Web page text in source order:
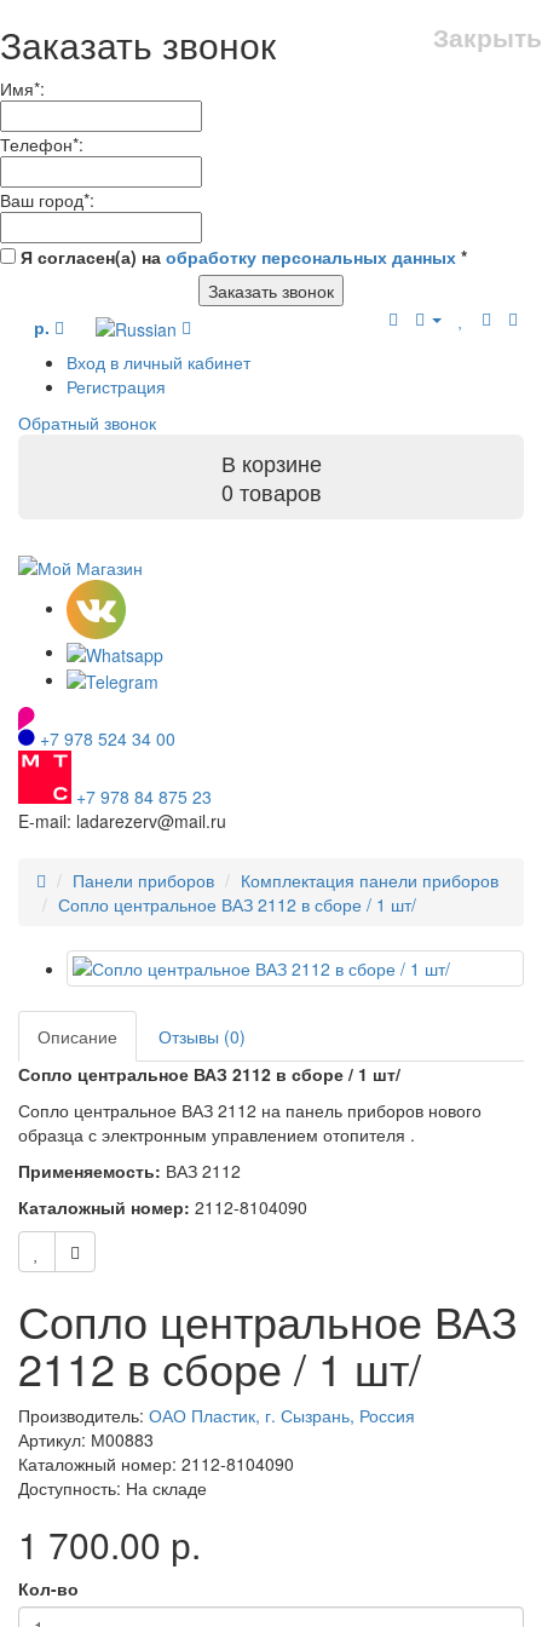
Закрыть
Заказать звонок
Имя*:
Телефон*:
Ваш город*:
Я согласен(а) на обработку персональных данных *
Заказать звонок
р.
Вход в личный кабинет
Регистрация
Обратный звонок
В корзине
0 товаров
+7 978 524 34 00
+7 978 84 875 23
E-mail: ladarezerv@mail.ru
Панели приборов
Комплектация панели приборов
Сопло центральное ВАЗ 2112 в сборе / 1 шт/
Описание
Отзывы (0)
Сопло центральное ВАЗ 2112 в сборе / 1 шт/
Сопло центральное ВАЗ 2112 на панель приборов нового
образца с электронным управлением отопителя .
Применяемость: ВАЗ 2112
Каталожный номер: 2112-8104090
Сопло центральное ВАЗ
2112 в сборе / 1 шт/
Производитель: ОАО Пластик, г. Сызрань, Россия
Артикул: М00883
Каталожный номер: 2112-8104090
Доступность: На складе
1 700.00 р.
Кол-во